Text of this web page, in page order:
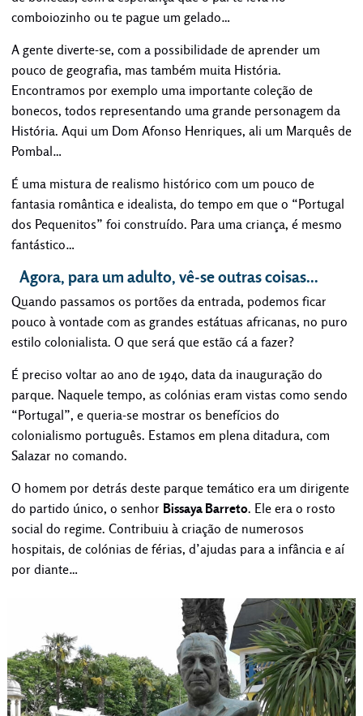
comboiozinho ou te pague um gelado…
A gente diverte-se, com a possibilidade de aprender um
pouco de geografia, mas também muita História.
Encontramos por exemplo uma importante coleção de
bonecos, todos representando uma grande personagem da
História. Aqui um Dom Afonso Henriques, ali um Marquês de
Pombal…
É uma mistura de realismo histórico com um pouco de
fantasia romântica e idealista, do tempo em que o “Portugal
dos Pequenitos” foi construído. Para uma criança, é mesmo
fantástico…
Agora, para um adulto, vê-se outras coisas…
Quando passamos os portões da entrada, podemos ficar
pouco à vontade com as grandes estátuas africanas, no puro
estilo colonialista. O que será que estão cá a fazer?
É preciso voltar ao ano de 1940, data da inauguração do
parque. Naquele tempo, as colónias eram vistas como sendo
“Portugal”, e queria-se mostrar os benefícios do
colonialismo português. Estamos em plena ditadura, com
Salazar no comando.
O homem por detrás deste parque temático era um dirigente
do partido único, o senhor Bissaya Barreto. Ele era o rosto
social do regime. Contribuiu à criação de numerosos
hospitais, de colónias de férias, d’ajudas para a infância e aí
por diante…